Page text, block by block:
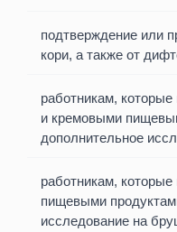
подтверждение или
кори, а также от
работникам,
и кремовыми
дополнительное
работникам,
пищевыми
исследование на